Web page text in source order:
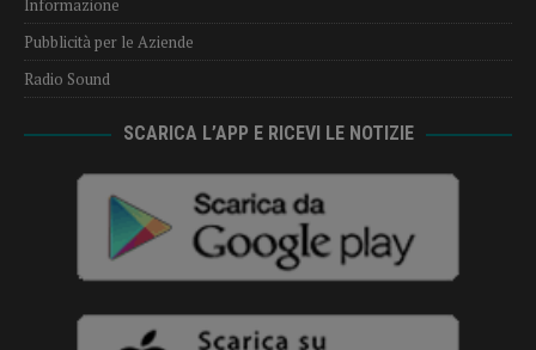
Informazione
Pubblicità per le Aziende
Radio Sound
SCARICA L’APP E RICEVI LE NOTIZIE